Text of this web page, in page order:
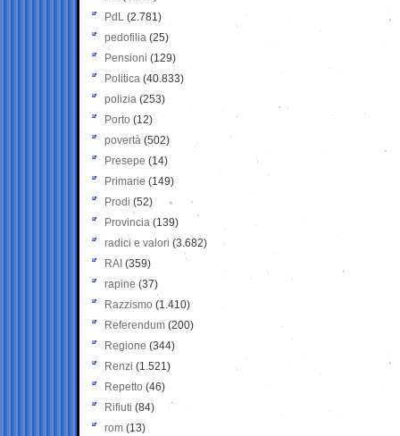
PdL (2.781)
pedofilia (25)
Pensioni (129)
Politica (40.833)
polizia (253)
Porto (12)
povertà (502)
Presepe (14)
Primarie (149)
Prodi (52)
Provincia (139)
radici e valori (3.682)
RAI (359)
rapine (37)
Razzismo (1.410)
Referendum (200)
Regione (344)
Renzi (1.521)
Repetto (46)
Rifiuti (84)
rom (13)